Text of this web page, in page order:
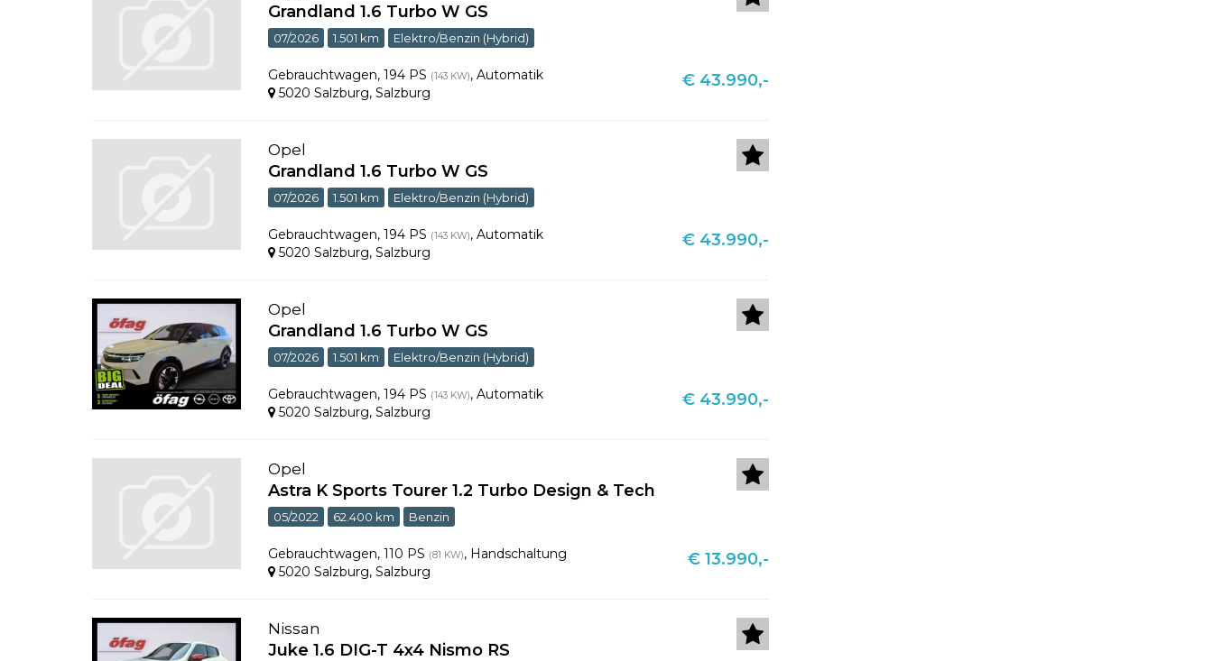
Grandland 1.6 Turbo W GS
07/2026 1.501 km Elektro/Benzin (Hybrid)
Gebrauchtwagen, 194 PS (143 KW), Automatik
5020 Salzburg, Salzburg
€ 43.990,-
Opel
Grandland 1.6 Turbo W GS
07/2026 1.501 km Elektro/Benzin (Hybrid)
Gebrauchtwagen, 194 PS (143 KW), Automatik
5020 Salzburg, Salzburg
€ 43.990,-
Opel
Grandland 1.6 Turbo W GS
07/2026 1.501 km Elektro/Benzin (Hybrid)
Gebrauchtwagen, 194 PS (143 KW), Automatik
5020 Salzburg, Salzburg
€ 43.990,-
Opel
Astra K Sports Tourer 1.2 Turbo Design & Tech
05/2022 62.400 km Benzin
Gebrauchtwagen, 110 PS (81 KW), Handschaltung
5020 Salzburg, Salzburg
€ 13.990,-
Nissan
Juke 1.6 DIG-T 4x4 Nismo RS